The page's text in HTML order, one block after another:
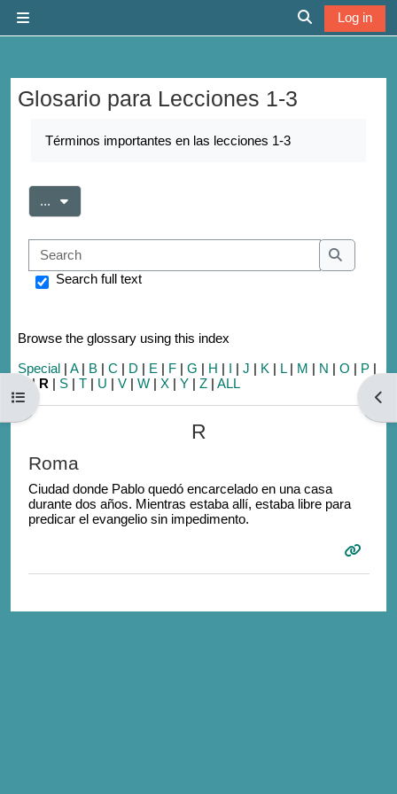
Toggle search
Log in
Open course index
Glosario para Lecciones 1-3
Términos importantes en las lecciones 1-3
... Export entries
Search
Search
Search full text
Browse the glossary using this index
Special | A| B | C | D | E | F | G | H | I | J | K | L| M | N | O | P |
|R | S | T | U | V | W | X | Y | Z | ALL
R
Roma
Ciudad donde Pablo quedó encarcelado en una casa
durante dos años. Mientras estaba allí, estaba libre para
predicar el evangelio sin impedimento.